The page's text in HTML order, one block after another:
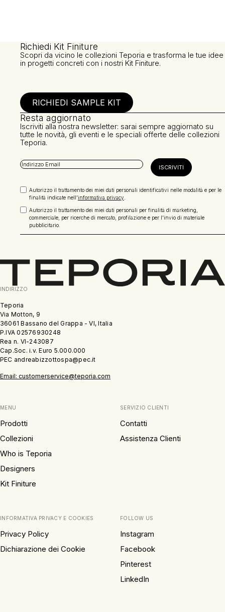
Richiedi Kit Finiture
Scopri da vicino le collezioni Teporia e trasforma le tue idee
in progetti concreti con i nostri Kit Finiture.
RICHIEDI SAMPLE KIT
Resta aggiornato
Iscriviti alla nostra newsletter: sarai sempre aggiornato su
tutte le novità, gli eventi e le speciali offerte delle collezioni
Teporia.
Autorizzo il trattamento dei miei dati personali identificativi nelle modalità e per le
finalità indicate nell'informativa privacy
Autorizzo il trattamento dei miei dati personali per finalità di marketing,
commerciale, per ricerche di mercato, profilazione e per l'invio di materiale
pubblicitario.
INDIRIZZO
Teporia
Via Motton, 9
36061 Bassano del Grappa - VI, Italia
P.IVA 02576930248
Rea n. VI-243087
Cap.Soc. i.v. Euro 5.000.000
PEC andreabizzottospa@pec.it
Email: customerservice@teporia.com
MENU
Prodotti
Collezioni
Who is Teporia
Designers
Kit Finiture
SERVIZIO CLIENTI
Contatti
Assistenza Clienti
INFORMATIVA PRIVACY E COOKIES
Privacy Policy
Dichiarazione dei Cookie
FOLLOW US
Instagram
Facebook
Pinterest
LinkedIn